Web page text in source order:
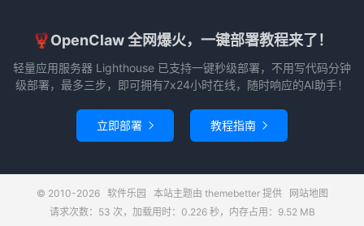
🦞OpenClaw 全网爆火，一键部署教程来了！
轻量应用服务器 Lighthouse 已支持一键秒级部署，不用写代码分钟
级部署，最多三步，即可拥有7x24小时在线，随时响应的AI助手！
立即部署  教程指南 
© 2010-2026 软件乐园 本站主题由 themebetter提供 网站地图
请求次数：53 次，加载用时：0.226 秒，内存占用：9.52 MB